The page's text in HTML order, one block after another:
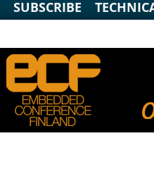
SUBSCRIBE